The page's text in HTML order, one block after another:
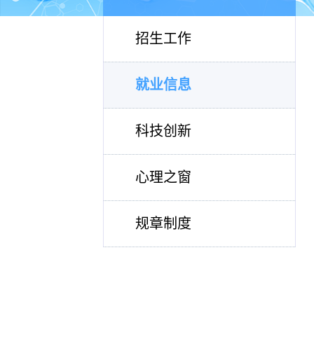
招生工作
就业信息
科技创新
心理之窗
规章制度